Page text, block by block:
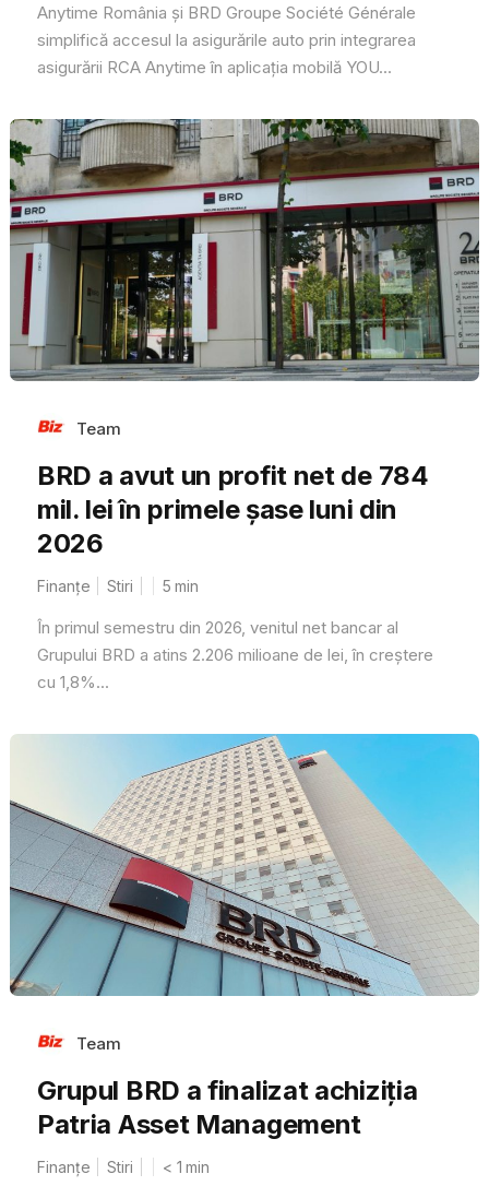
Anytime România și BRD Groupe Société Générale
simplifică accesul la asigurările auto prin integrarea
asigurării RCA Anytime în aplicația mobilă YOU...
Team
BRD a avut un profit net de 784
mil. lei în primele șase luni din
2026
Finanțe Stiri 5 min
În primul semestru din 2026, venitul net bancar al
Grupului BRD a atins 2.206 milioane de lei, în creștere
cu 1,8%...
Team
Grupul BRD a finalizat achiziția
Patria Asset Management
Finanțe Stiri < 1 min